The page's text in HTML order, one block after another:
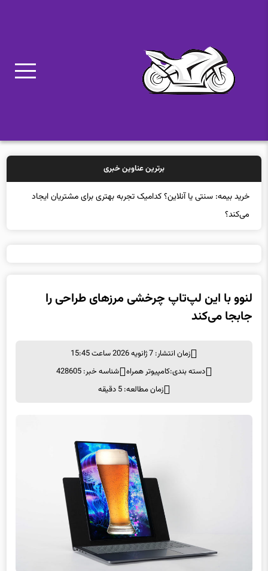
برترین عناوین خبری
خرید بیمه: سنتی یا آنلاین؟ کدامیک تجربه بهتری برای مشتریان ایجاد
می‌کند؟
لنوو با این لپ‌تاپ چرخشی مرزهای طراحی را
جابجا می‌کند
زمان انتشار: 7 ژانویه 2026 ساعت 15:45
دسته بندی:كامپيوتر همراه
شناسه خبر: 428605
زمان مطالعه: 5 دقیقه